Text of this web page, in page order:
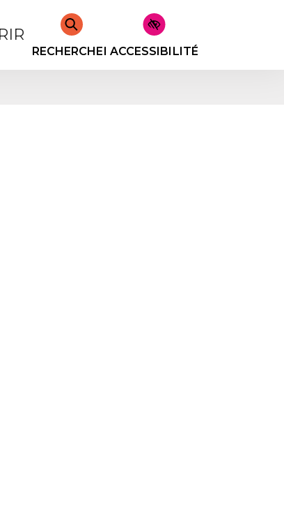
RECHERCHERACCESSIBILITÉ